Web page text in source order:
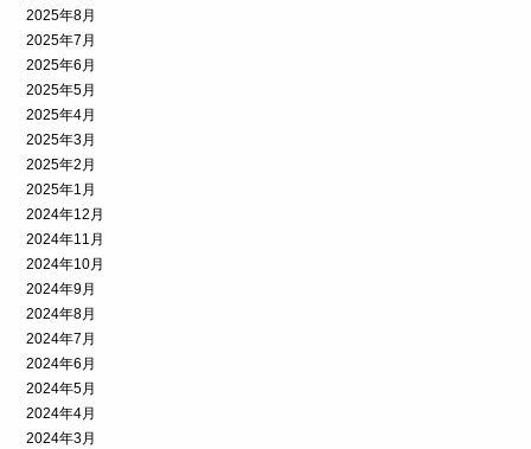
2025年8月
2025年7月
2025年6月
2025年5月
2025年4月
2025年3月
2025年2月
2025年1月
2024年12月
2024年11月
2024年10月
2024年9月
2024年8月
2024年7月
2024年6月
2024年5月
2024年4月
2024年3月